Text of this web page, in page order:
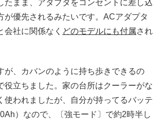
たまま、アダプタをコンセントに差し込
が優先されるみたいです。 ACアダプタ
会社に関係なく どのモデルにも付属され
が、カバンのように持ち歩きできるの
役立ちました。家の台所はクーラーがな
使われましたが、自分が持ってるバッテ
）なので、〔強モード〕で約2時半し